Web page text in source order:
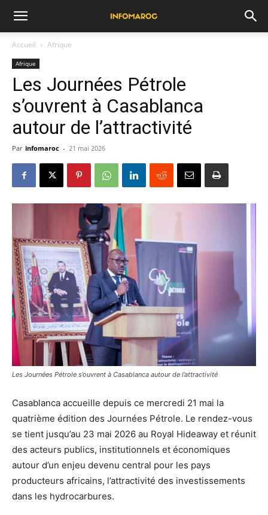
Accueil Afrique
Afrique
Les Journées Pétrole
s’ouvrent à Casablanca
autour de l’attractivité
Par infomaroc - 21 mai 2026
Les Journées Pétrole s’ouvrent à Casablanca autour de l’attractivité
Casablanca accueille depuis ce mercredi 21 mai la
quatrième édition des Journées Pétrole. Le rendez-vous
se tient jusqu’au 23 mai 2026 au Royal Hideaway et réunit
des acteurs publics, institutionnels et économiques
autour d’un enjeu devenu central pour les pays
producteurs africains, l’attractivité des investissements
dans les hydrocarbures.